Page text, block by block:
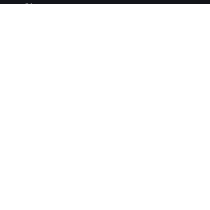
Lepší.TV